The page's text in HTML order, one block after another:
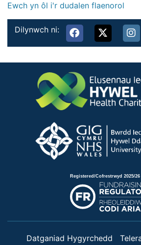
Ewch yn ôl i'r dudalen flaenorol
Dilynwch ni:
Datganiad Hygyrchedd